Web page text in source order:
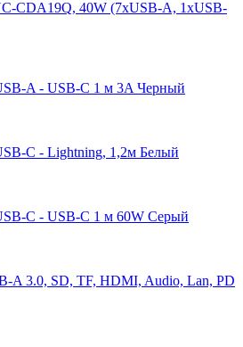
CDA19Q, 40W (7xUSB-A, 1xUSB-
A - USB-C 1 м 3A Черный
C - Lightning, 1,2м Белый
C - USB-C 1 м 60W Серый
A 3.0, SD, TF, HDMI, Audio, Lan, PD